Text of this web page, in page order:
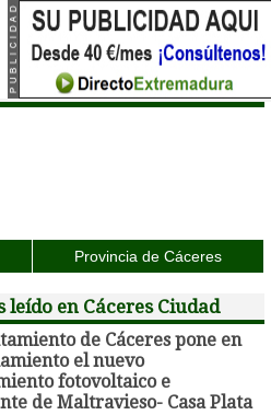
Provincia de Cáceres
leído en Cáceres Ciudad
de Cáceres pone en
el nuevo
fotovoltaico e
de Maltravieso- Casa Plata